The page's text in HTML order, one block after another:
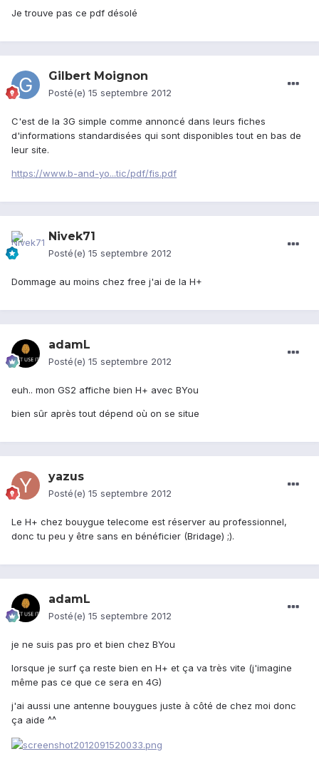
Je trouve pas ce pdf désolé
Gilbert Moignon
Posté(e) 15 septembre 2012
C'est de la 3G simple comme annoncé dans leurs fiches
d'informations standardisées qui sont disponibles tout en bas de
leur site.
https://www.b-and-yo...tic/pdf/fis.pdf
Nivek71
Posté(e) 15 septembre 2012
Dommage au moins chez free j'ai de la H+
adamL
Posté(e) 15 septembre 2012
euh.. mon GS2 affiche bien H+ avec BYou
bien sûr après tout dépend où on se situe
yazus
Posté(e) 15 septembre 2012
Le H+ chez bouygue telecome est réserver au professionnel,
donc tu peu y être sans en bénéficier (Bridage) ;).
adamL
Posté(e) 15 septembre 2012
je ne suis pas pro et bien chez BYou
lorsque je surf ça reste bien en H+ et ça va très vite (j'imagine
même pas ce que ce sera en 4G)
j'ai aussi une antenne bouygues juste à côté de chez moi donc
ça aide ^^